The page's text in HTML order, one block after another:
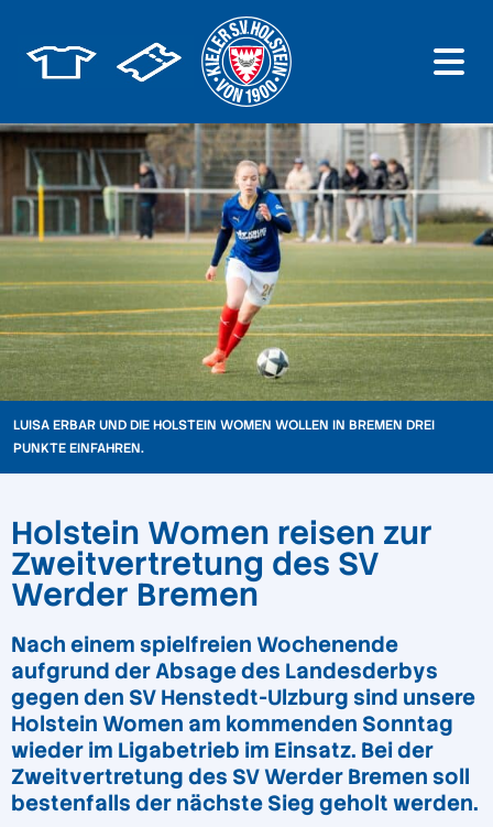
LUISA ERBAR UND DIE HOLSTEIN WOMEN WOLLEN IN BREMEN DREI
PUNKTE EINFAHREN.
Holstein Women reisen zur
Zweitvertretung des SV
Werder Bremen
Nach einem spielfreien Wochenende
aufgrund der Absage des Landesderbys
gegen den SV Henstedt-Ulzburg sind unsere
Holstein Women am kommenden Sonntag
wieder im Ligabetrieb im Einsatz. Bei der
Zweitvertretung des SV Werder Bremen soll
bestenfalls der nächste Sieg geholt werden.